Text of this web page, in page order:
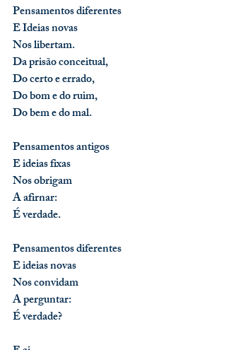
Pensamentos diferentes
E Ideias novas
Nos libertam.
Da prisão conceitual,
Do certo e errado,
Do bom e do ruim,
Do bem e do mal.
Pensamentos antigos
E ideias fixas
Nos obrigam
A afirnar:
É verdade.
Pensamentos diferentes
E ideias novas
Nos convidam
A perguntar:
É verdade?